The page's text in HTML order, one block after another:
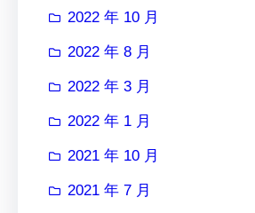
2022 年 10 月
2022 年 8 月
2022 年 3 月
2022 年 1 月
2021 年 10 月
2021 年 7 月